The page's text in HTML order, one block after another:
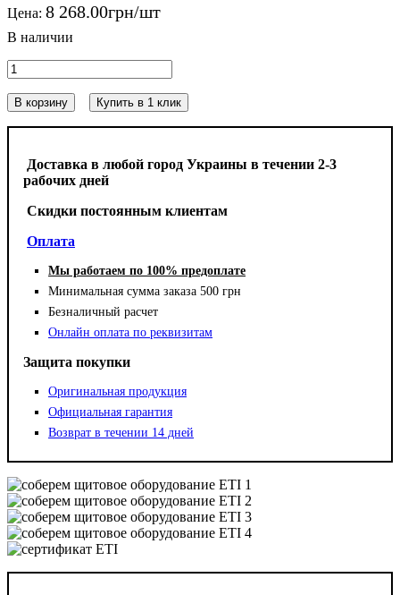
Цена: 8 268.00грн
В корзину Купить в 1 клик
Доставка в любой город Украины в течении 2-3
рабочих дней
Cкидки постоянным клиентам
Оплата
Мы работаем по 100% предоплате
Минимальная сумма заказа 500 грн
Безналичный расчет
Онлайн оплата по реквизитам
Защита покупки
Оригинальная продукция
Официальная гарантия
Возврат в течении 14 дней